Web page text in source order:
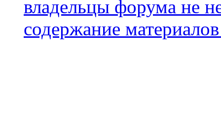
владельцы форума не
содержание